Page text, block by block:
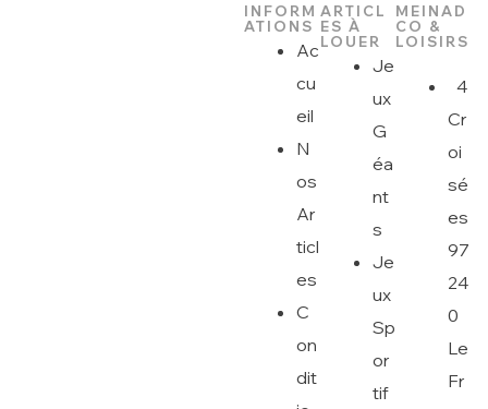
INFORM
ATIONS
Ac
cu
eil
N
os
Ar
ticl
es
C
on
dit
ARTICL
ES À
LOUER
Je
ux
G
éa
nt
s
Je
ux
Sp
or
tif
MEINAD
CO &
LOISIRS
4
Cr
oi
sé
es
97
24
0
Le
Fr